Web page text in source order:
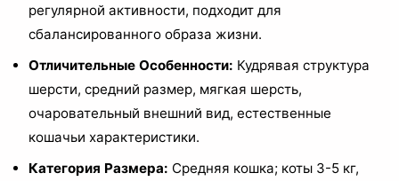
регулярной активности, подходит для
сбалансированного образа жизни.
Отличительные Особенности: Кудрявая структура
шерсти, средний размер, мягкая шерсть,
очаровательный внешний вид, естественные
кошачьи характеристики.
Категория Размера: Средняя кошка; коты 3-5 кг,